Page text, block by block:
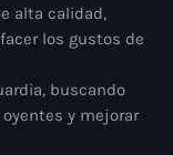
alta calidad,
los gustos de
buscando
y mejorar